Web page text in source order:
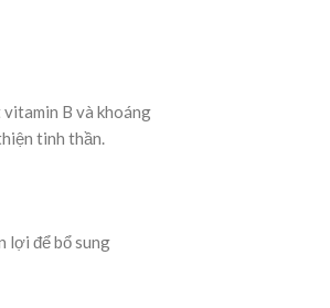
B và khoáng
tinh thần.
lợi để bổ sung